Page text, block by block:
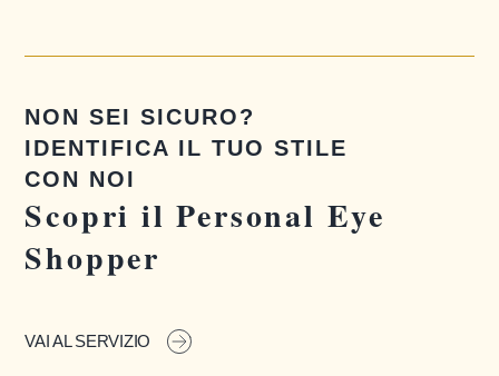
NON SEI SICURO?
IDENTIFICA IL TUO STILE
CON NOI
Scopri il Personal Eye
Shopper
VAI AL SERVIZIO